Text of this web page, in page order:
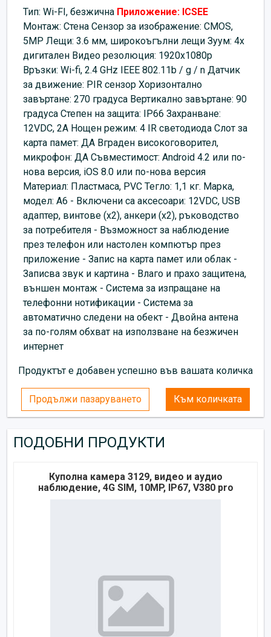
Тип: Wi-FI, безжична Приложение: ICSEE
Монтаж: Стена Сензор за изображение: CMOS,
5MP Лещи: 3.6 мм, широкоъгълни лещи Зуум: 4x
дигитален Видео резолюция: 1920х1080p
Връзки: Wi-fi, 2.4 GHz IEEE 802.11b / g / n Датчик
за движение: PIR сензор Хоризонтално
завъртане: 270 градуса Вертикално завъртане: 90
градуса Степен на защита: IP66 Захранване:
12VDC, 2A Нощен режим: 4 IR светодиода Слот за
карта памет: ДА Вграден високоговорител,
микрофон: ДА Съвместимост: Android 4.2 или по-
нова версия, iOS 8.0 или по-нова версия
Материал: Пластмаса, PVC Тегло: 1,1 кг. Марка,
модел: A6 - Включени са аксесоари: 12VDC, USB
адаптер, винтове (x2), анкери (x2), ръководство
за потребителя - Възможност за наблюдение
през телефон или настолен компютър през
приложение - Запис на карта памет или облак -
Записва звук и картина - Влаго и прахо защитена,
външен монтаж - Система за изпращане на
телефонни нотификации - Система за
автоматично следени на обект - Двойна антена
за по-голям обхват на използване на безжичен
интернет
Продуктът е добавен успешно във вашата количка
Продължи пазаруването Към количката
ПОДОБНИ ПРОДУКТИ
Куполна камера 3129, видео и аудио
наблюдение, 4G SIM, 10MP, IP67, V380 pro